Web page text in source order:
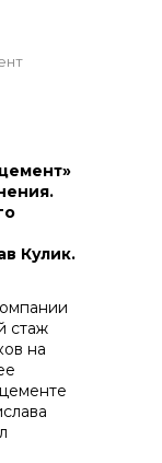
Кулик.
стаж
на